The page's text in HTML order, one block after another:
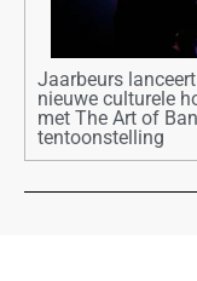
Jaarbeurs lanceert
nieuwe culturele
met The Art of
tentoonstelling